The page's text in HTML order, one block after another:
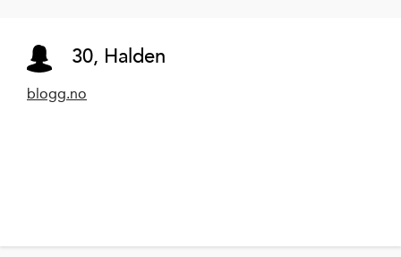
30, Halden
blogg.no